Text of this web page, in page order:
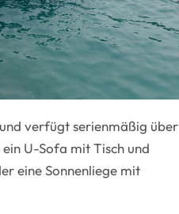
verfügt serienmäßig über
U-Sofa mit Tisch und
eine Sonnenliege mit